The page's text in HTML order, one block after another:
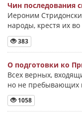
Чин последования
Иероним
народы, крестя их
383
О подготовки ко
Всех верных,
но не пребывающих
1058